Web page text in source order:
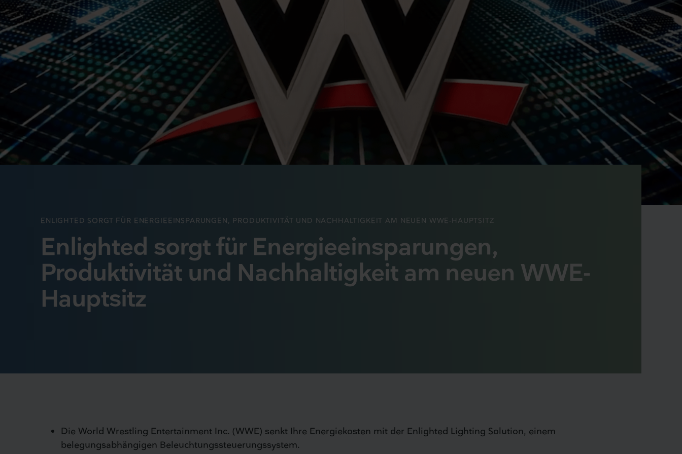
ENLIGHTED SORGT FÜR ENERGIEEINSPARUNGEN, PRODUKTIVITÄT UND NACHHALTIGKEIT AM NEUEN WWE-HAUPTSITZ
Enlighted sorgt für Energieeinsparungen,
Produktivität und Nachhaltigkeit am neuen WWE-
Hauptsitz
Die World Wrestling Entertainment Inc. (WWE) senkt Ihre Energiekosten mit der Enlighted Lighting Solution, einem
belegungsabhängigen Beleuchtungssteuerungssystem.